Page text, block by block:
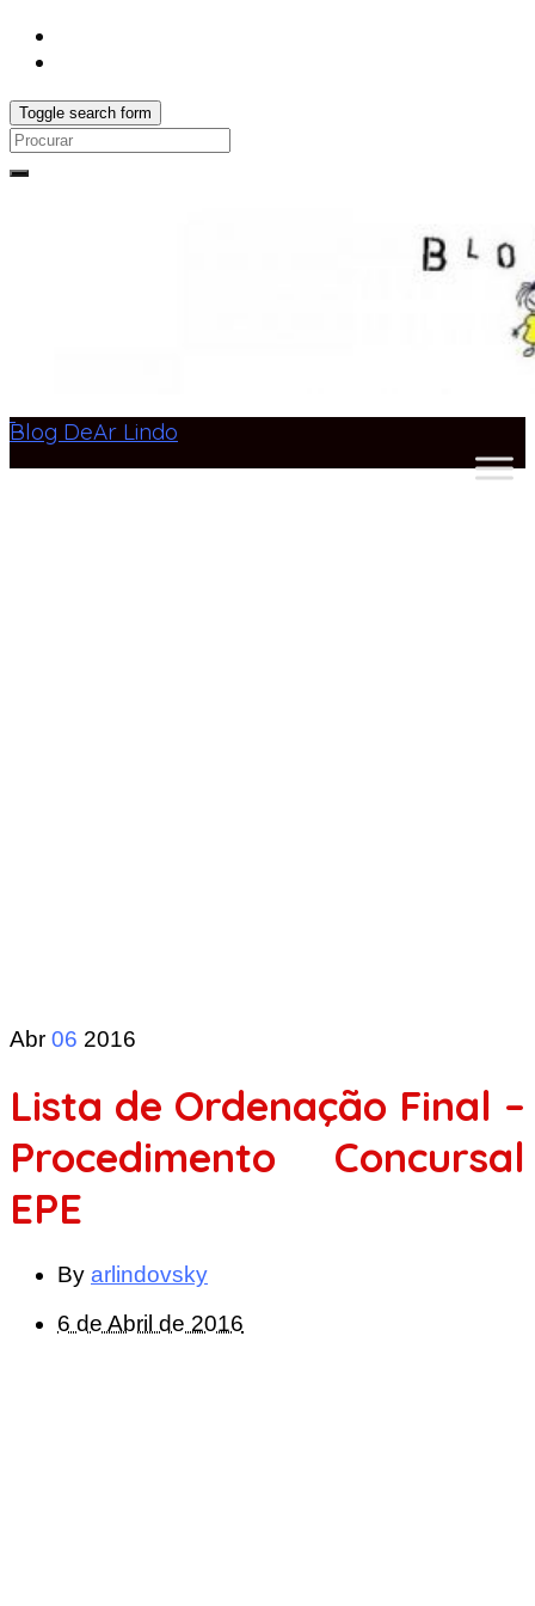
Toggle search form
Search
Blog DeAr Lindo
Abr 06 2016
Lista de Ordenação Final –
Procedimento Concursal
EPE
By arlindovsky
6 de Abril de 2016